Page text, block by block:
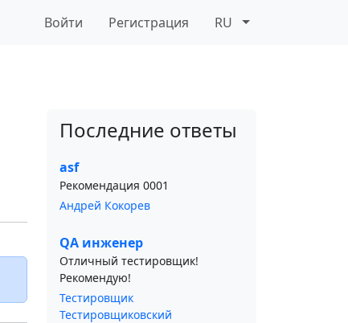
Войти Регистрация RU
Последние ответы
asf
Рекомендация 0001
Андрей Кокорев
QA инженер
Отличный тестировщик!
Рекомендую!
Тестировщик
Тестировщиковский